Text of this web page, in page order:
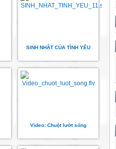
SINH NHẬT CỦA TÌNH YÊU
Video: Chuột lướt sóng